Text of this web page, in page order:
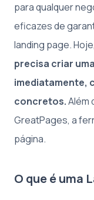
para qualquer
eficazes de
landing page.
precisa criar
imediatamente,
concretos.Além
GreatPages, a
página.
O que é uma